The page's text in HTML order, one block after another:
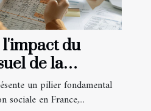
du
de la
sur les
un pilier fondamental
sociale en France,...